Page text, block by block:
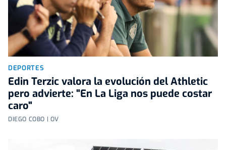
DEPORTES
Edin Terzic valora la evolución del Athletic
pero advierte: "En La Liga nos puede costar
caro"
DIEGO COBO | OV